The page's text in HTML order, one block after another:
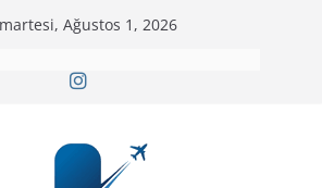
Ağustos 1, 2026